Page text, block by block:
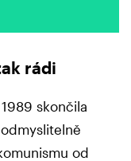
rádi
skončila
od